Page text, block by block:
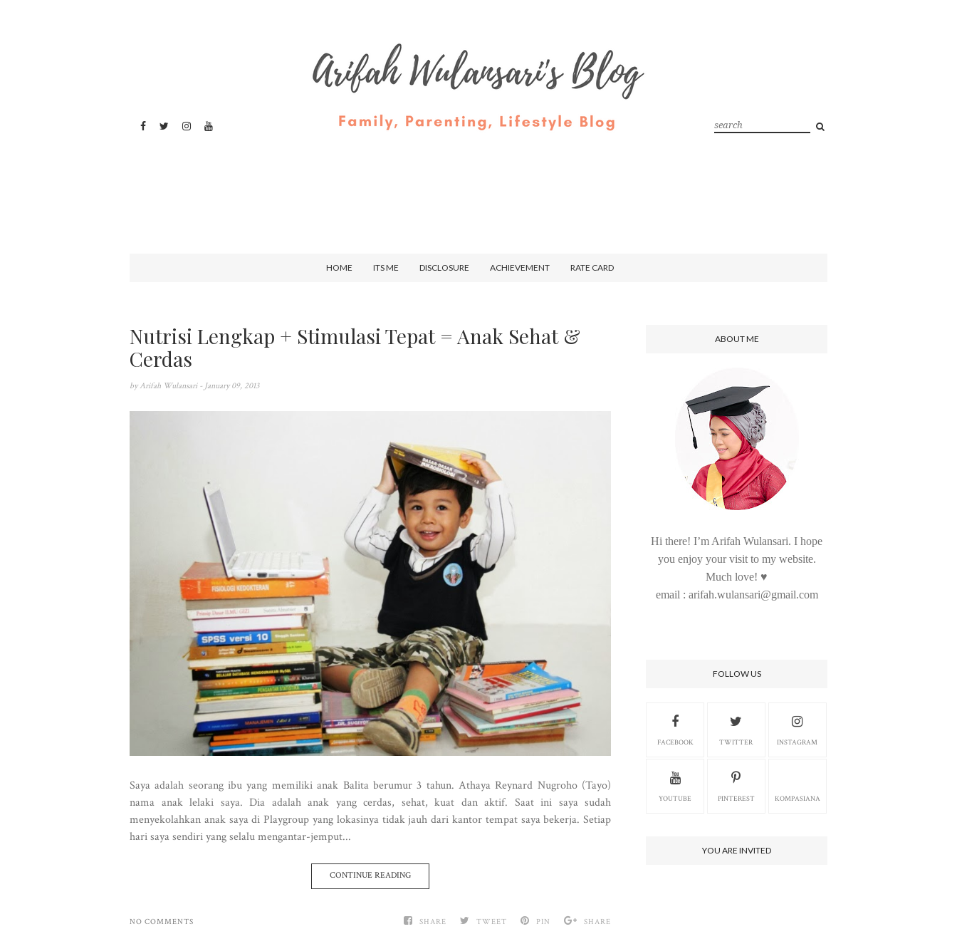
HOME ITS ME DISCLOSURE ACHIEVEMENT RATE CARD
Nutrisi Lengkap + Stimulasi Tepat = Anak Sehat &
Cerdas
by Arifah Wulansari - January 09, 2013
Saya adalah seorang ibu yang memiliki anak Balita berumur 3 tahun. Athaya Reynard Nugroho (Tayo)
nama anak lelaki saya. Dia adalah anak yang cerdas, sehat, kuat dan aktif. Saat ini saya sudah
menyekolahkan anak saya di Playgroup yang lokasinya tidak jauh dari kantor tempat saya bekerja. Setiap
hari saya sendiri yang selalu mengantar-jemput...
CONTINUE READING
SHARE TWEET PIN SHARE
NO COMMENTS
ABOUT ME
Hi there! I’m Arifah Wulansari. I hope
you enjoy your visit to my website.
Much love! ♥
email : arifah.wulansari@gmail.com
FOLLOW US
FACEBOOK TWITTER INSTAGRAM
YOUTUBE PINTEREST KOMPASIANA
YOU ARE INVITED